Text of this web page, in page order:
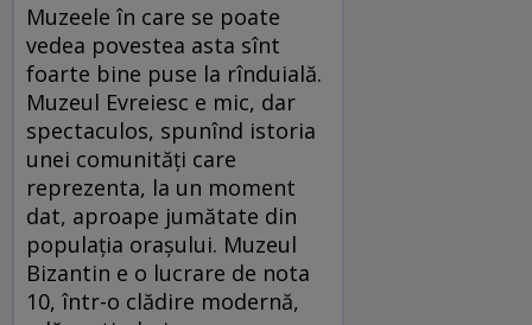
Muzeele în care se poate
vedea povestea asta sînt
foarte bine puse la rînduială.
Muzeul Evreiesc e mic, dar
spectaculos, spunînd istoria
unei comunităţi care
reprezenta, la un moment
dat, aproape jumătate din
populaţia oraşului. Muzeul
Bizantin e o lucrare de nota
10, într-o clădire modernă,